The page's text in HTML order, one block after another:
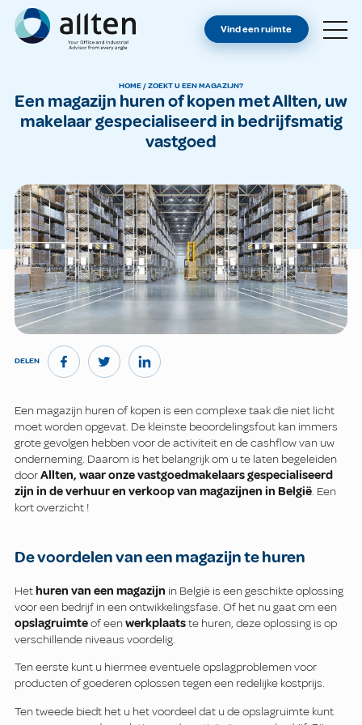
Allten
VIND EEN RUIMTE
CONTACT
Vind een ruimte
HOME/ZOEKT U EEN MAGAZIJN?
Een magazijn huren of kopen met Allten, uw
makelaar gespecialiseerd in bedrijfsmatig
vastgoed
DELEN
Een magazijn huren of kopen is een complexe taak die niet licht
moet worden opgevat. De kleinste beoordelingsfout kan immers
grote gevolgen hebben voor de activiteit en de cashflow van uw
onderneming. Daarom is het belangrijk om u te laten begeleiden
doorAllten, waar onze vastgoedmakelaars gespecialiseerd
zijn in de verhuur en verkoop van magazijnen in België. Een
kort overzicht !
De voordelen van een magazijn te huren
Hethuren van een magazijn in België is een geschikte oplossing
voor een bedrijf in een ontwikkelingsfase. Of het nu gaat om een
opslagruimteof eenwerkplaatste huren, deze oplossing is op
verschillende niveaus voordelig.
Ten eerste kunt u hiermee eventuele opslagproblemen voor
producten of goederen oplossen tegen een redelijke kostprijs.
Ten tweede biedt het u het voordeel dat u de opslagruimte kunt